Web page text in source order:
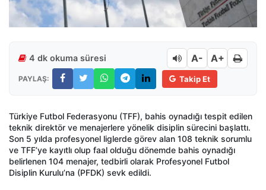
4 dk okuma süresi A- A+
PAYLAŞ: Takip Et
Türkiye Futbol Federasyonu (TFF), bahis oynadığı tespit edilen
teknik direktör ve menajerlere yönelik disiplin sürecini başlattı.
Son 5 yılda profesyonel liglerde görev alan 108 teknik sorumlu
ve TFF’ye kayıtlı olup faal olduğu dönemde bahis oynadığı
belirlenen 104 menajer, tedbirli olarak Profesyonel Futbol
Disiplin Kurulu’na (PFDK) sevk edildi.